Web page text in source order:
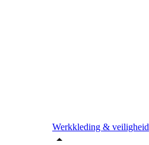
Werkkleding & veiligheid